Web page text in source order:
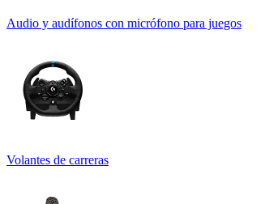
Audio y audífonos con micrófono para juegos
Volantes de carreras